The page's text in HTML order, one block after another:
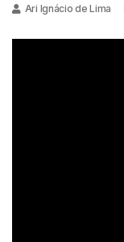
Ari Ignácio de Lima